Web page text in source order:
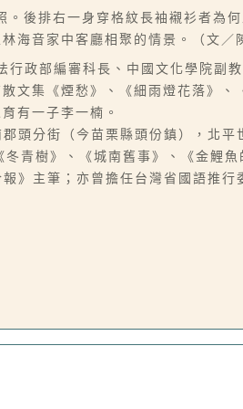
後排右一身穿格紋長袖襯衫者為
海音家中客廳相聚的情景。（文／
政部編審科長、中國文化學院副
文集《煙愁》、《細雨燈花落》、
有一子李一楠。
分街（今苗栗縣頭份鎮），北平
青樹》、《城南舊事》、《金鯉魚
》主筆；亦曾擔任台灣省國語推行